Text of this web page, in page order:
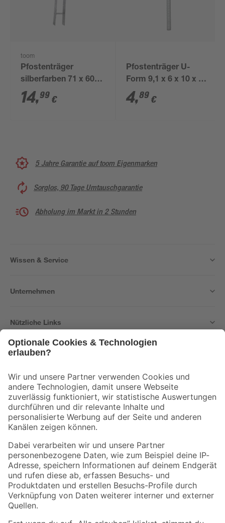
toom
Pfostenträger
silberfarben 71 x 600
x 60 x 5 mm
14,99 €
Pfostenträger U-
Form 9,1 x 6 x 10 x 20
x 4 cm Ø 1,6 cm
4,89 €
5 Jahre Garantie auf toom Eigenmarken
Sorglos, 90 Tage Umtauschgarantie
Abholung im Markt in 2 Stunden
Wissen & Service
Unternehmen
Nützliche Links
Der toom Newsletter: Keine Angebote und Aktionen mehr verpassen!
Zur Newsletter Anmeldung
Folge uns
Zahlungsarten Versandarten
Sicher einkaufen